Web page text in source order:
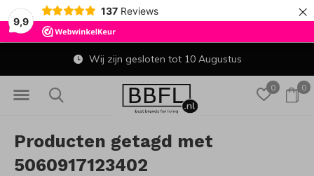
9,9
137 Reviews ×
0 0
Wij zijn gesloten tot 10 Augustus
Producten getagd met
5060917123402